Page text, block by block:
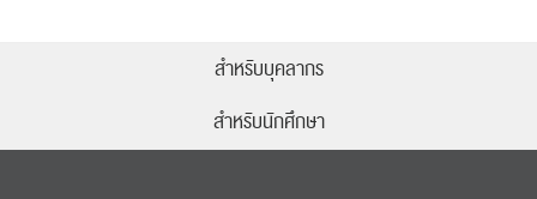
สำหรับบุคลากร
สำหรับนักศึกษา